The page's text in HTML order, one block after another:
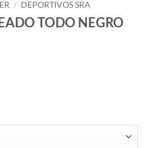
/ DEPORTIVOS SRA
TODO NEGRO